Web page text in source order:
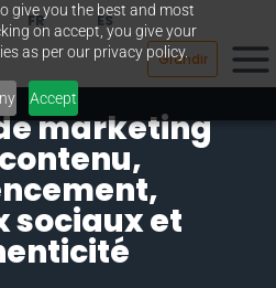
give you the best and most
on accept, you give your
as per our privacy policy.
Accept
FR ES
Grandir
marketing
contenu,
sociaux et